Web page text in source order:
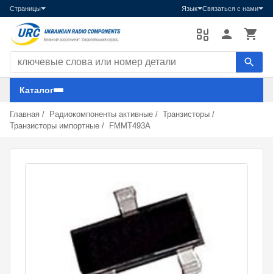
Страницы Язык Связаться с нами
Каталог
Главная / Радиокомпоненты активные / Транзисторы /
Транзисторы импортные / FMMT493A